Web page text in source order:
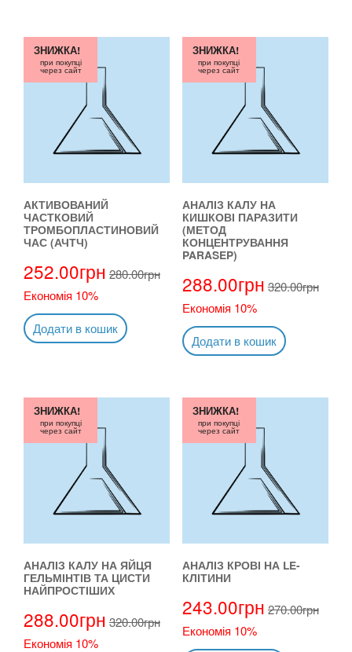
АКТИВОВАНИЙ
ЧАСТКОВИЙ
ТРОМБОПЛАСТИНОВИЙ
ЧАС (АЧТЧ)
252.00грн 280.00грн
Економія 10%
ЗНИЖКА!
при покупці
через сайт
Додати в кошик
АНАЛІЗ КАЛУ НА
КИШКОВІ ПАРАЗИТИ
(МЕТОД
КОНЦЕНТРУВАННЯ
PARASEP)
288.00грн 320.00грн
Економія 10%
ЗНИЖКА!
при покупці
через сайт
Додати в кошик
АНАЛІЗ КАЛУ НА ЯЙЦЯ
ГЕЛЬМІНТІВ ТА ЦИСТИ
НАЙПРОСТІШИХ
288.00грн 320.00грн
Економія 10%
ЗНИЖКА!
при покупці
через сайт
АНАЛІЗ КРОВІ НА LE-
КЛІТИНИ
243.00грн 270.00грн
Економія 10%
ЗНИЖКА!
при покупці
через сайт